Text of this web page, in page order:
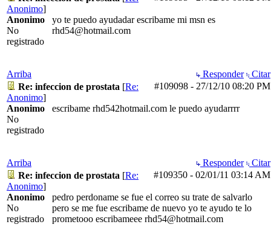
Anonimo]
Anonimo
No
registrado
yo te puedo ayudadar escribame mi msn es
rhd54@hotmail.com
Arriba Responder
Citar
#109098 - 27/12/10 08:20 PM
Re: infeccion de prostata [Re:
Anonimo]
Anonimo
No
registrado
escribame rhd542hotmail.com le puedo ayudarrrr
Arriba Responder
Citar
#109350 - 02/01/11 03:14 AM
Re: infeccion de prostata [Re:
Anonimo]
Anonimo
No
registrado
pedro perdoname se fue el correo su trate de salvarlo
pero se me fue escribame de nuevo yo te ayudo te lo
prometooo escribameee rhd54@hotmail.com